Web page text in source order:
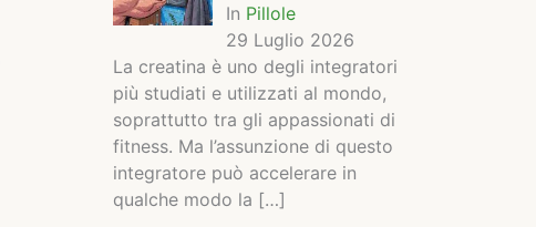
In Pillole
29 Luglio 2026
La creatina è uno degli integratori
più studiati e utilizzati al mondo,
soprattutto tra gli appassionati di
fitness. Ma l’assunzione di questo
integratore può accelerare in
qualche modo la […]